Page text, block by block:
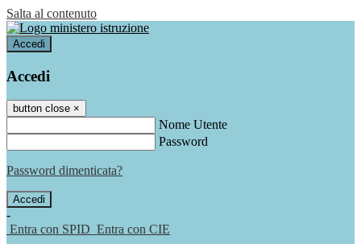
Salta al contenuto
Accedi
Accedi
button close ×
Nome Utente
Password
Password dimenticata?
-
Entra con SPID Entra con CIE